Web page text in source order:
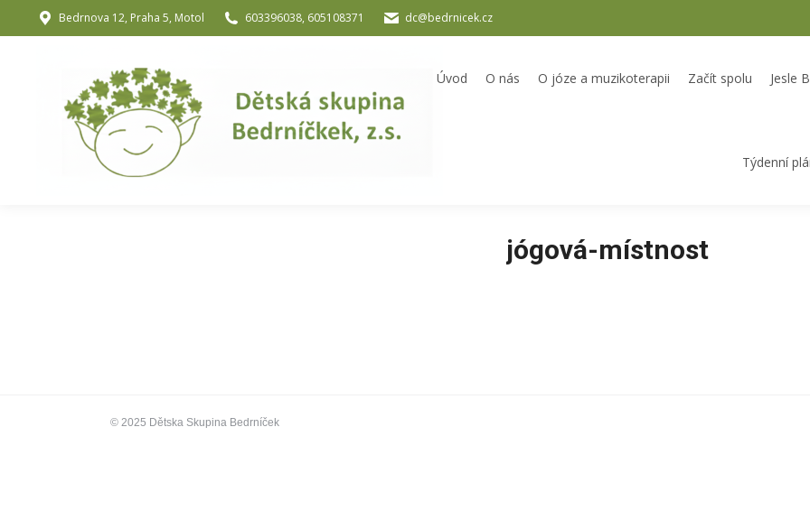
Bedrnova 12, Praha 5, Motol 603396038, 605108371 dc@bedrnicek.cz
Úvod O nás O józe a muzikoterapii Začít spolu Jesle
Týdenní
jógová-místnost
© 2025 Dětska Skupina Bedrníček
Úvod O nás O józe a muzikoterapii Začít spolu Jesle Bedrníček Školka Bedrníček